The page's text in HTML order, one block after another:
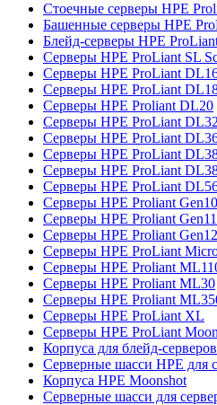
Стоечные серверы HPE
Башенные серверы HPE
Блейд-серверы HPE
Серверы HPE ProLiant SL
Серверы HPE ProLiant
Серверы HPE ProLiant
Серверы HPE Proliant DL20
Серверы HPE ProLiant
Серверы HPE ProLiant
Серверы HPE ProLiant
Серверы HPE ProLiant
Серверы HPE ProLiant
Серверы HPE Proliant
Серверы HPE Proliant Gen11
Серверы HPE Proliant Gen12
Серверы HPE ProLiant
Серверы HPE Proliant
Серверы HPE Proliant ML30
Серверы HPE Proliant
Серверы HPE ProLiant XL
Серверы HPE ProLiant
Корпуса для блейд-
Серверные шасси HPE для
Корпуса HPE Moonshot
Серверные шасси для